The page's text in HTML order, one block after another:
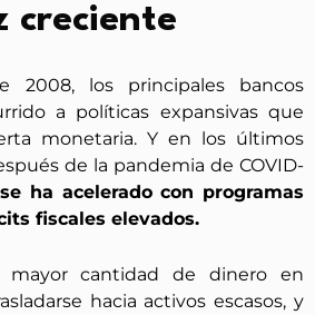
creciente
2008, los principales bancos
a políticas expansivas que
monetaria. Y en los últimos
de la pandemia de COVID-
ha acelerado con programas
fiscales elevados.
mayor cantidad de dinero en
hacia activos escasos, y